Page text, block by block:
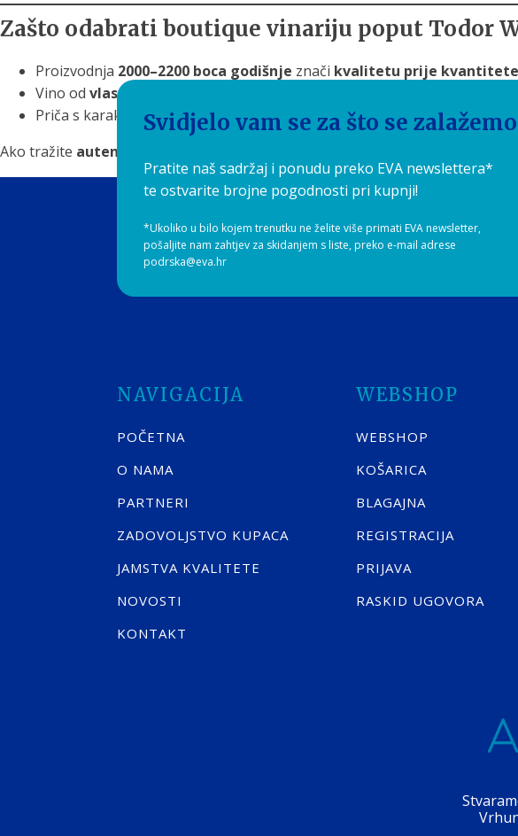
Zašto odabrati boutique vinariju poput Todor
Proizvodnja 2000–2200 boca godišnje znači kvalitetu prije kvantitete
Vino od vlastitog grožđa
Priča s karakterom – vino koje nosiduh Korčuleu svakoj čaši.
Ako tražite autentično iskustvo vina s juga Dalmacije
Svidjelo vam se za što se
Pratite naš sadržaj i ponudu preko EVA newslettera*
te ostvarite brojne pogodnosti pri kupnji!
*Ukoliko u bilo kojem trenutku ne želite više primati EVA newsletter,
pošaljite nam zahtjev za skidanjem s liste, preko e-mail adrese
podrska@eva.hr
NAVIGACIJA
POČETNA
O NAMA
PARTNERI
ZADOVOLJSTVO KUPACA
JAMSTVA KVALITETE
NOVOSTI
KONTAKT
WEBSHOP
WEBSHOP
KOŠARICA
BLAGAJNA
REGISTRACIJA
PRIJAVA
RASKID UGOVORA